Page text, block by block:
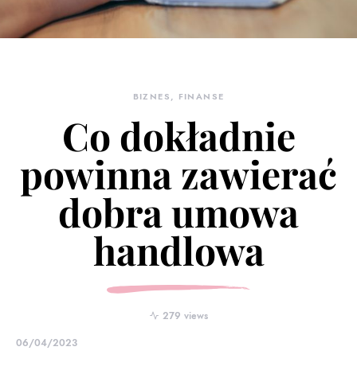
BIZNES, FINANSE
Co dokładnie
powinna zawierać
dobra umowa
handlowa
279 views
06/04/2023